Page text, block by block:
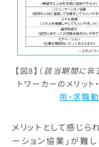
【図8】（該当期間に非
トワーカーのメリット
用・求職
メリットとして感じら
ーション協業」が難